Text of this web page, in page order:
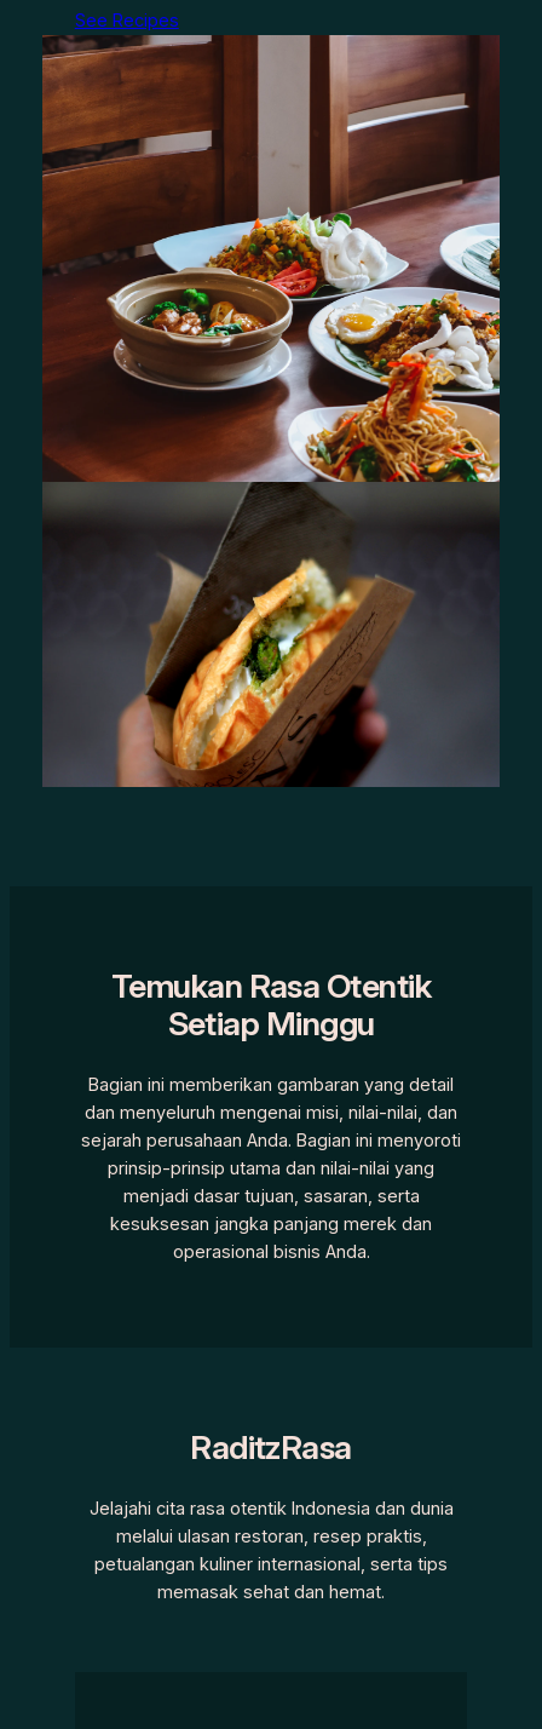
See Recipes
Temukan Rasa Otentik
Setiap Minggu
Bagian ini memberikan gambaran yang detail
dan menyeluruh mengenai misi, nilai-nilai, dan
sejarah perusahaan Anda. Bagian ini menyoroti
prinsip-prinsip utama dan nilai-nilai yang
menjadi dasar tujuan, sasaran, serta
kesuksesan jangka panjang merek dan
operasional bisnis Anda.
RaditzRasa
Jelajahi cita rasa otentik Indonesia dan dunia
melalui ulasan restoran, resep praktis,
petualangan kuliner internasional, serta tips
memasak sehat dan hemat.